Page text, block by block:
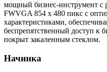
мощный бизнес-инструмент c
FWVGA 854 x 480 пикc с
характеристиками,
беспрепятственный доступ к
покрыт закаленным стеклом.
Начинка